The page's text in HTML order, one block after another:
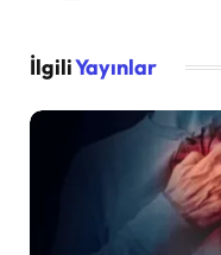
İlgiliYayınlar